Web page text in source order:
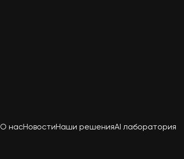
О насНовостиНаши решенияAI лаборатория